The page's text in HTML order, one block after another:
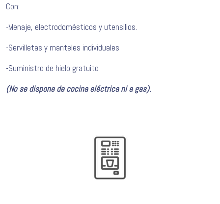
Con:
-Menaje, electrodomésticos y utensilios.
-Servilletas y manteles individuales
-Suministro de hielo gratuito
(No se dispone de cocina eléctrica ni a gas).